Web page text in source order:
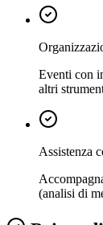
Eventi con
altri
Assistenza
(analisi di